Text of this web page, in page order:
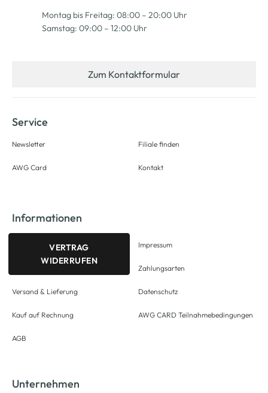
Montag bis Freitag: 08:00 – 20:00 Uhr
Samstag: 09:00 – 12:00 Uhr
Zum Kontaktformular
Service
Newsletter
AWG Card
Filiale finden
Kontakt
Informationen
VERTRAG
WIDERRUFEN
Versand & Lieferung
Kauf auf Rechnung
AGB
Impressum
Zahlungsarten
Datenschutz
AWG CARD Teilnahmebedingungen
Unternehmen